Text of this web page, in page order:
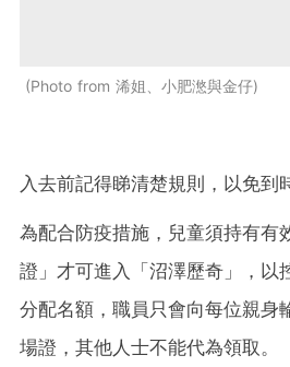
Photo from 浠姐、小肥滺與金仔
入去前記得睇清楚規則，以免到
為配合防疫措施，兒童須持有有
證」才可進入「沼澤歷奇」，以
分配名額，職員只會向每位親身
場證，其他人士不能代為領取。